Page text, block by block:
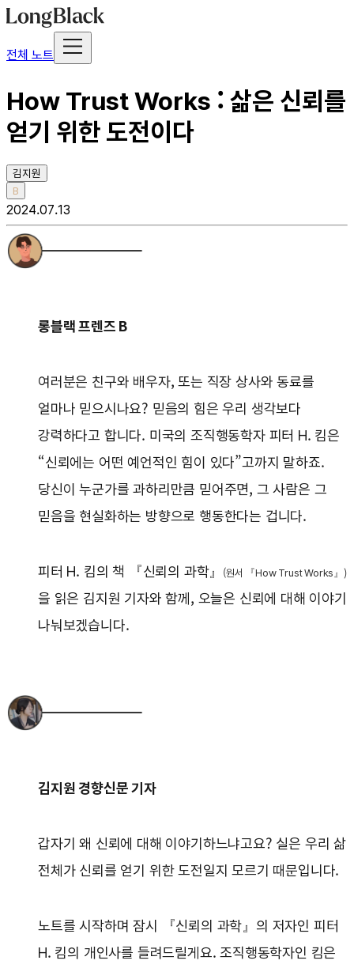
전체 노트
How Trust Works : 삶은 신뢰를
얻기 위한 도전이다
김지원
B
2024.07.13
롱블랙 프렌즈 B
여러분은 친구와 배우자, 또는 직장 상사와 동료를
얼마나 믿으시나요? 믿음의 힘은 우리 생각보다
강력하다고 합니다. 미국의 조직행동학자 피터 H. 킴은
“신뢰에는 어떤 예언적인 힘이 있다”고까지 말하죠.
당신이 누군가를 과하리만큼 믿어주면, 그 사람은 그
믿음을 현실화하는 방향으로 행동한다는 겁니다.
피터 H. 킴의 책 『신뢰의 과학』 (원서 『How Trust Works』)
을 읽은 김지원 기자와 함께, 오늘은 신뢰에 대해 이야기
나눠보겠습니다.
김지원 경향신문 기자
갑자기 왜 신뢰에 대해 이야기하느냐고요? 실은 우리 삶
전체가 신뢰를 얻기 위한 도전일지 모르기 때문입니다.
노트를 시작하며 잠시 『신뢰의 과학』의 저자인 피터
H. 킴의 개인사를 들려드릴게요. 조직행동학자인 킴은